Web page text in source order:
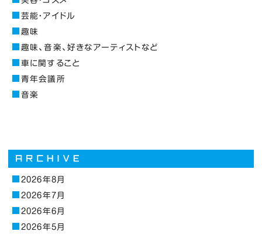
芸能・アイドル
趣味
趣味、音楽、好きなアーティストなど
車に関すること
青年会議所
音楽
2026年8月
2026年7月
2026年6月
2026年5月